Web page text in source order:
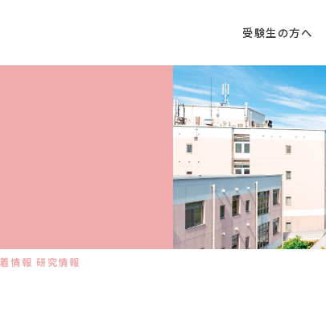
受験生の方へ
情報 研究情報